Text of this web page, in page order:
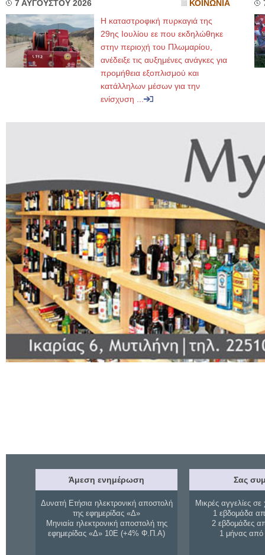
7 ΑΥΓΟΥΣΤΟΥ 2026 ΚΟΙΝΩΝΙΑ
Η καταστροφική πυρκαγιά της
29ης Ιουλίου εε που εκδηλώθηκε
στην περιοχή του Πλωμαρίου,
ανέδειξε τις αυξημένες ανάγκες για
προμήθεια εξοπλισμού και
κατάλληλων μέσων για την
ενίσχυση ...
Άμεση ενημέρωση
Δυνατή Ετήσια ηλεκτρονική αποστολή
της εφημερίδας «Δ»
Μηνιαία ηλεκτρονική αποστολή της
εφημερίδας «Δ» 10Ε (+4% Φ.Π.Α)
Σας
Μικρές αγγελίες σε
1 εβδομάδα
2 εβδομάδες
1 μήνας